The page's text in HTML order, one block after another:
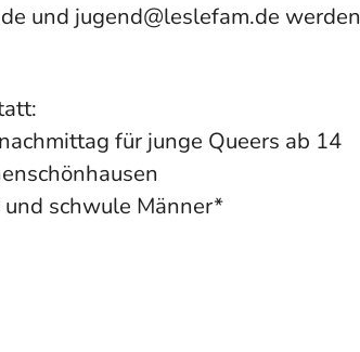
und jugend@leslefam.de werden
für junge Queers ab 14
schwule Männer*